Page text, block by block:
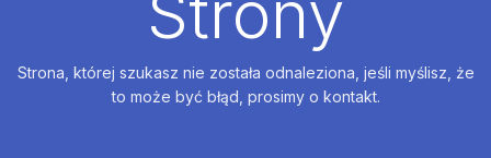
Strona, której szukasz nie została odnaleziona, jeśli myślisz, że
to może być błąd, prosimy o kontakt.